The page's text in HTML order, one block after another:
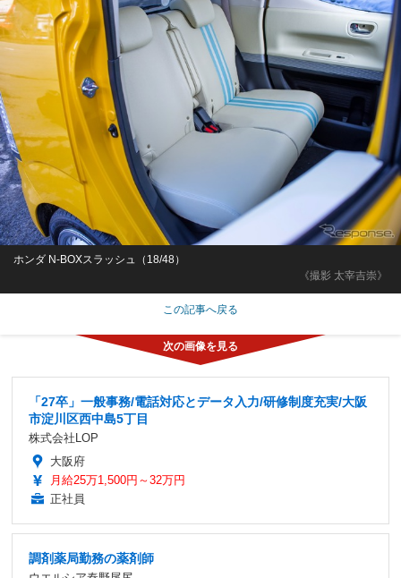
《撮影 太宰吉崇》
ホンダ N-BOXスラッシュ（18/48）
この記事へ戻る
「27卒」一般事務/電話対応とデータ入力/研修制度充実/大阪
市淀川区西中島5丁目
株式会社LOP
大阪府
月給25万1,500円～32万円
正社員
調剤薬局勤務の薬剤師